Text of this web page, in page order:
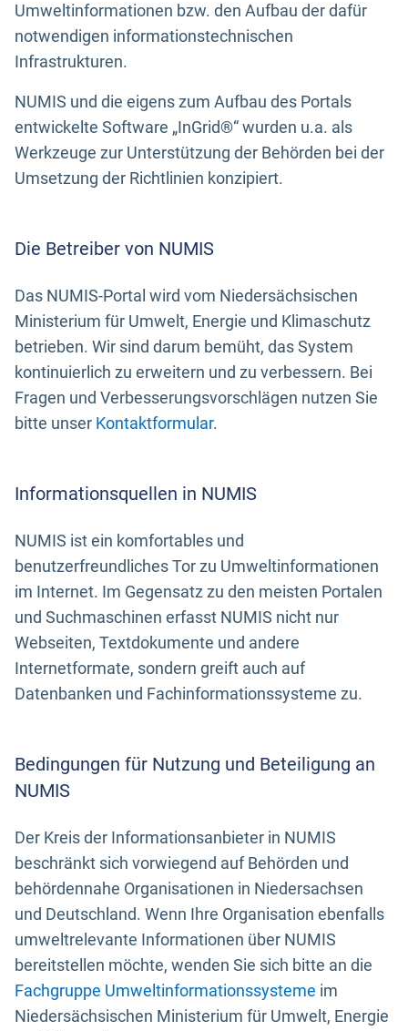
Umweltinformationen bzw. den Aufbau der dafür
notwendigen informationstechnischen
Infrastrukturen.
NUMIS und die eigens zum Aufbau des Portals
entwickelte Software „InGrid®“ wurden u.a. als
Werkzeuge zur Unterstützung der Behörden bei der
Umsetzung der Richtlinien konzipiert.
Die Betreiber von NUMIS
Das NUMIS-Portal wird vom Niedersächsischen
Ministerium für Umwelt, Energie und Klimaschutz
betrieben. Wir sind darum bemüht, das System
kontinuierlich zu erweitern und zu verbessern. Bei
Fragen und Verbesserungsvorschlägen nutzen Sie
bitte unser Kontaktformular.
Informationsquellen in NUMIS
NUMIS ist ein komfortables und
benutzerfreundliches Tor zu Umweltinformationen
im Internet. Im Gegensatz zu den meisten Portalen
und Suchmaschinen erfasst NUMIS nicht nur
Webseiten, Textdokumente und andere
Internetformate, sondern greift auch auf
Datenbanken und Fachinformationssysteme zu.
Bedingungen für Nutzung und Beteiligung an
NUMIS
Der Kreis der Informationsanbieter in NUMIS
beschränkt sich vorwiegend auf Behörden und
behördennahe Organisationen in Niedersachsen
und Deutschland. Wenn Ihre Organisation ebenfalls
umweltrelevante Informationen über NUMIS
bereitstellen möchte, wenden Sie sich bitte an die
Fachgruppe Umweltinformationssysteme im
Niedersächsischen Ministerium für Umwelt, Energie